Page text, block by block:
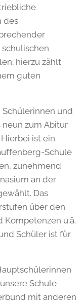
des
hierzu zählt
guten
und
neun zum Abitur
ist ein
Schule
zunehmend
an der
Das
über den
Kompetenzen u.ä.
Schüler ist für
Schule
mit anderen